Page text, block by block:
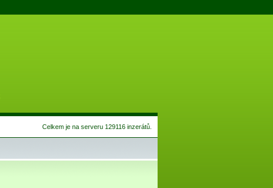
Celkem je na serveru 129116 inzerátů.